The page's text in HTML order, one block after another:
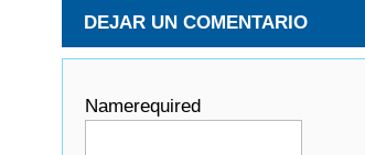
DEJAR UN COMENTARIO
Namerequired